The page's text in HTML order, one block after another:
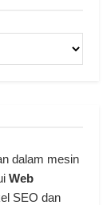
dalam mesin
Web
SEO dan